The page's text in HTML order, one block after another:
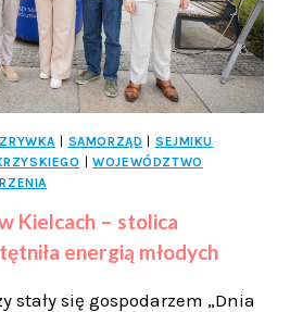
| SAMORZĄD | SEJMIKU
| WOJEWÓDZTWO
Kielcach – stolica
energią młodych
stały się gospodarzem „Dnia